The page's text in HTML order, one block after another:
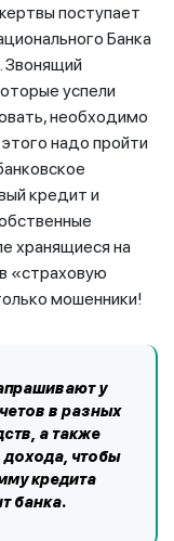
поступает
Банка
Звонящий
успели
необходимо
надо пройти
кредит и
хранящиеся на
«страховую
мошенники!
у
в разных
а также
чтобы
кредита
банка.